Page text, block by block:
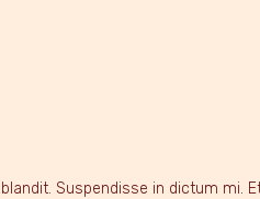
Suspendisse in dictum mi.